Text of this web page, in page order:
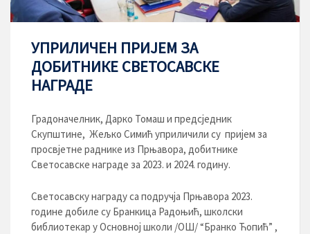
УПРИЛИЧЕН ПРИЈЕМ ЗА
ДОБИТНИКЕ СВЕТОСАВСКЕ
НАГРАДЕ
Градоначелник, Дарко Томаш и предсједник
Скупштине, Жељко Симић уприличили су пријем за
просвјетне раднике из Прњавора, добитнике
Светосавске награде за 2023. и 2024. годину.
Светосавску награду са подручја Прњавора 2023.
године добиле су Бранкица Радоњић, школски
библиотекар у Основној школи /ОШ/ “Бранко Ћопић” ,